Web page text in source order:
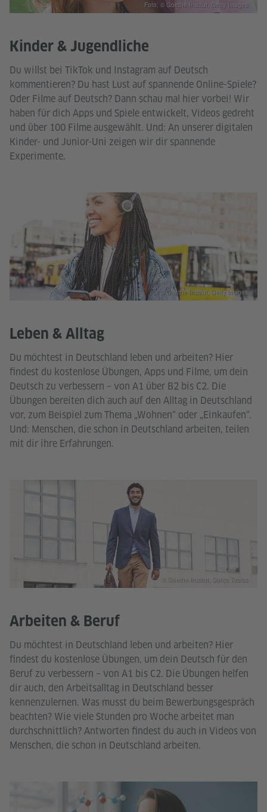
Kinder & Jugendliche
Du willst bei TikTok und Instagram auf Deutsch
kommentieren? Du hast Lust auf spannende Online-Spiele?
Oder Filme auf Deutsch? Dann schau mal hier vorbei! Wir
haben für dich Apps und Spiele entwickelt, Videos gedreht
und über 100 Filme ausgewählt. Und: An unserer digitalen
Kinder- und Junior-Uni zeigen wir dir spannende
Experimente.
Foto: © Goethe-Institut, Getty Images
Leben & Alltag
Du möchtest in Deutschland leben und arbeiten? Hier
findest du kostenlose Übungen, Apps und Filme, um dein
Deutsch zu verbessern – von A1 über B2 bis C2. Die
Übungen bereiten dich auch auf den Alltag in Deutschland
vor, zum Beispiel zum Thema „Wohnen“ oder „Einkaufen“.
Und: Menschen, die schon in Deutschland arbeiten, teilen
mit dir ihre Erfahrungen.
© Goethe-Institut, Getty Images
Arbeiten & Beruf
Du möchtest in Deutschland leben und arbeiten? Hier
findest du kostenlose Übungen, um dein Deutsch für den
Beruf zu verbessern – von A1 bis C2. Die Übungen helfen
dir auch, den Arbeitsalltag in Deutschland besser
kennenzulernen. Was musst du beim Bewerbungsgespräch
beachten? Wie viele Stunden pro Woche arbeitet man
durchschnittlich? Antworten findest du auch in Videos von
Menschen, die schon in Deutschland arbeiten.
© Goethe-Institut, Sonja Tobias